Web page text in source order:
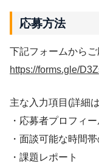
応募方法
下記フォームからご
https://forms.gle/
主な入力項目(詳細
・応募者プロフィ
・面談可能な時間
・課題レポート